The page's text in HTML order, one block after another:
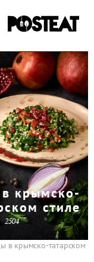
крымско-
стиле
2504
в крымско-татарском